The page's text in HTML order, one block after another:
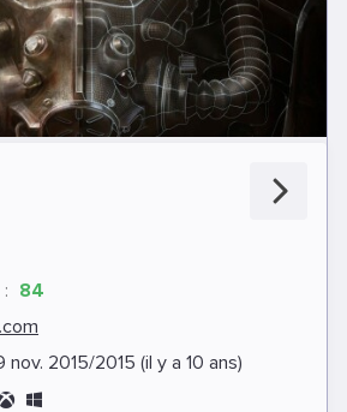
84
nov. 2015/2015 (il y a 10 ans)